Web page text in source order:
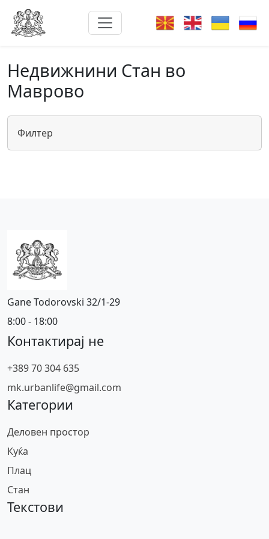
Недвижнини Стан во
Маврово
Филтер
Gane Todorovski 32/1-29
8:00 - 18:00
Контактирај не
+389 70 304 635
mk.urbanlife@gmail.com
Категории
Деловен простор
Куќа
Плац
Стан
Текстови